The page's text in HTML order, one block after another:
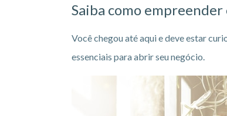
Saiba como empreender
Você chegou até aqui e deve estar
essenciais para abrir seu negócio.